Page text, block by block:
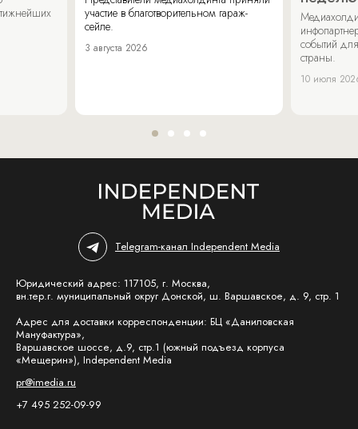
участие в благотворительном гараж-
сейле.
3 августа 2026
событий
страны.
10 июля
Telegram-канал Independent Media
Юридический адрес: 117105, г. Москва,
вн.тер.г. муниципальный округ Донской, ш. Варшавское, д. 9, стр. 1
Адрес для доставки корреспонденции: БЦ «Даниловская
Мануфактура»,
Варшавское шоссе, д.9, стр.1 (южный подъезд корпуса
«Мещерин»), Independent Media
pr@imedia.ru
+7 495 252-09-99